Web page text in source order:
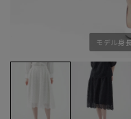
モデル身